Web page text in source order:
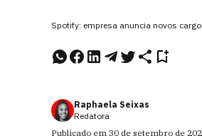
Spotify: empresa anuncia novos
Raphaela Seixas
Redatora
Publicado em 30 de setembro de